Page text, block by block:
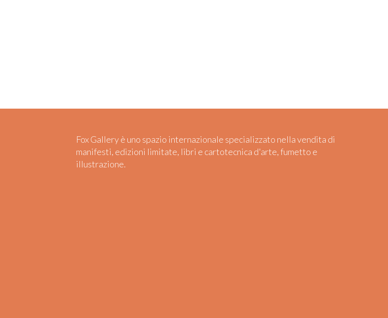
Fox Gallery è uno spazio internazionale specializzato nella vendita di
manifesti, edizioni limitate, libri e cartotecnica d'arte, fumetto e
illustrazione.